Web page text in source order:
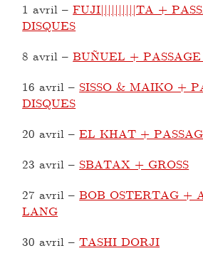
1 avril –FUJI||||||||||TA +
DISQUES
8 avril –BUÑUEL +
16 avril – SISSO & MAIKO +
DISQUES
20 avril –EL KHAT +
23 avril – SBATAX + GROSS
27 avril –BOB OSTERTAG +
LANG
30 avril –TASHI DORJI